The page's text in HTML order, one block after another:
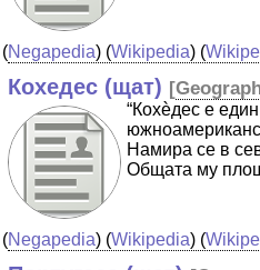
(Negapedia) (Wikipedia) (
Кохедес (щат) [
“Кохѐдес е
Намира се в
Общата му
(Negapedia) (Wikipedia) (